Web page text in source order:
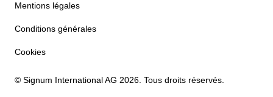
Mentions légales
Conditions générales
Cookies
© Signum International AG 2026. Tous droits réservés.